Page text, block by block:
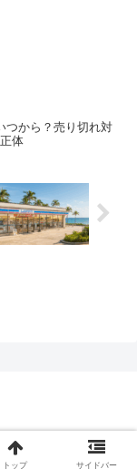
つから？売り切れ対
体
.
トップ サイドバー